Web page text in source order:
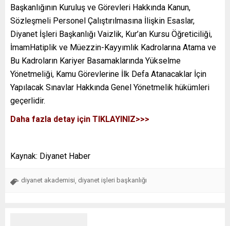
Başkanlığının Kuruluş ve Görevleri Hakkında Kanun,
Sözleşmeli Personel Çalıştırılmasına İlişkin Esaslar,
Diyanet İşleri Başkanlığı Vaizlik, Kur’an Kursu Öğreticiliği,
İmamHatiplik ve Müezzin-Kayyımlık Kadrolarına Atama ve
Bu Kadroların Kariyer Basamaklarında Yükselme
Yönetmeliği, Kamu Görevlerine İlk Defa Atanacaklar İçin
Yapılacak Sınavlar Hakkında Genel Yönetmelik hükümleri
geçerlidir.
Daha fazla detay için TIKLAYINIZ>>>
Kaynak: Diyanet Haber
diyanet akademisi, diyanet işleri başkanlığı